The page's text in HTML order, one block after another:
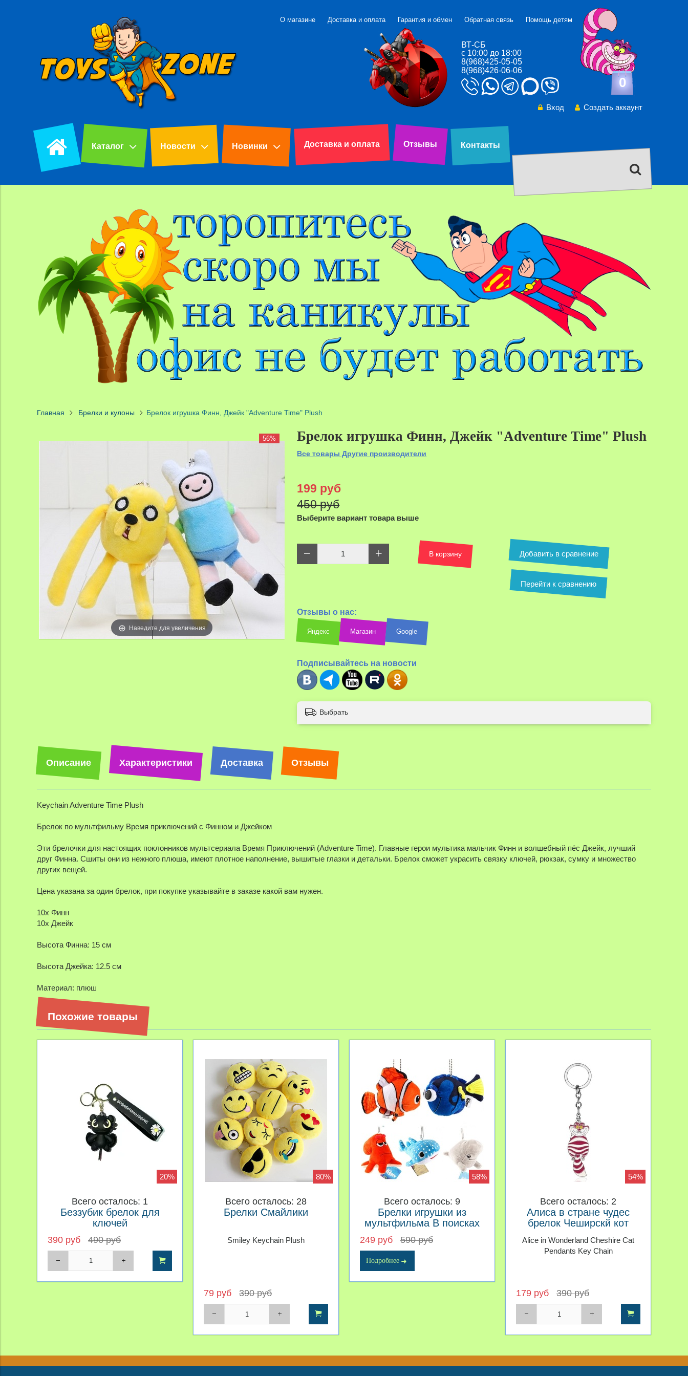
ВТ-СБ
с 10:00 до 18:00
8(968)425-05-05
8(968)426-06-06
О магазине Доставка и оплата Гарантия и обмен Обратная связь Помощь детям
0
Вход Создать аккаунт
Каталог Новости Новинки Доставка и оплата Отзывы Контакты
Главная Брелки и кулоны Брелок игрушка Финн, Джейк "Adventure Time" Plush
56%
Наведите для увеличения
Брелок игрушка Финн, Джейк "Adventure Time" Plush
Все товары Другие производители
199 руб
450 руб
Выберите вариант товара выше
В корзину Добавить в сравнение
Перейти к сравнению
Отзывы о нас:
Яндекс Магазин Google
Подписывайтесь на новости
Выбрать
Описание Характеристики Доставка Отзывы
Keychain Adventure Time Plush
Брелок по мультфильму Время приключений с Финном и Джейком
Эти брелочки для настоящих поклонников мультсериала Время Приключений (Adventure Time). Главные герои мультика мальчик Финн и волшебный пёс Джейк, лучший
друг Финна. Сшиты они из нежного плюша, имеют плотное наполнение, вышитые глазки и детальки. Брелок сможет украсить связку ключей, рюкзак, сумку и множество
других вещей.
Цена указана за один брелок, при покупке указывайте в заказе какой вам нужен.
10х Финн
10х Джейк
Высота Финна: 15 см
Высота Джейка: 12.5 см
Материал: плюш
Похожие товары
20%
Всего осталось: 1
Беззубик брелок для
ключей
390 руб 490 руб
80%
Всего осталось: 28
Брелки Смайлики
Smiley Keychain Plush
79 руб 390 руб
58%
Всего осталось: 9
Брелки игрушки из
мультфильма В поисках
Дори
249 руб 590 руб
Подробнее
54%
Всего осталось: 2
Алиса в стране чудес
брелок Чеширскй кот
Alice in Wonderland Cheshire Cat
Pendants Key Chain
179 руб 390 руб